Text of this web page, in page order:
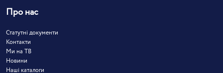
Про нас
Статутні документи
Контакти
Ми на ТВ
Новини
Наші каталоги